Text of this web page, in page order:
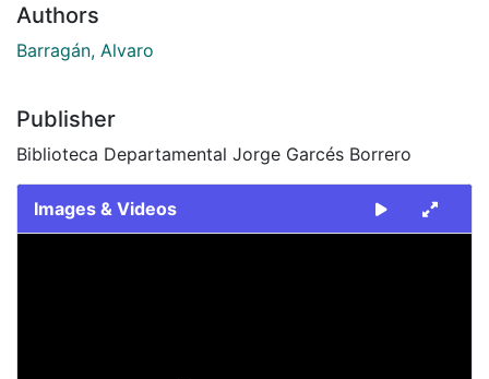
Authors
Barragán, Alvaro
Publisher
Biblioteca Departamental Jorge Garcés Borrero
Images & Videos